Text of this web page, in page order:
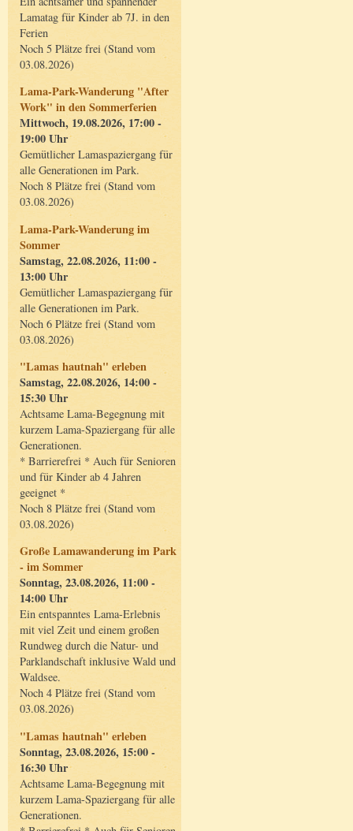
Lamatag für Kinder ab 7J. in den
Ferien
Noch 5 Plätze frei (Stand vom
03.08.2026)
Lama-Park-Wanderung "After
Work" in den Sommerferien
Mittwoch, 19.08.2026, 17:00 -
19:00 Uhr
Gemütlicher Lamaspaziergang für
alle Generationen im Park.
Noch 8 Plätze frei (Stand vom
03.08.2026)
Lama-Park-Wanderung im
Sommer
Samstag, 22.08.2026, 11:00 -
13:00 Uhr
Gemütlicher Lamaspaziergang für
alle Generationen im Park.
Noch 6 Plätze frei (Stand vom
03.08.2026)
"Lamas hautnah" erleben
Samstag, 22.08.2026, 14:00 -
15:30 Uhr
Achtsame Lama-Begegnung mit
kurzem Lama-Spaziergang für alle
Generationen.
* Barrierefrei * Auch für Senioren
und für Kinder ab 4 Jahren
geeignet *
Noch 8 Plätze frei (Stand vom
03.08.2026)
Große Lamawanderung im Park
- im Sommer
Sonntag, 23.08.2026, 11:00 -
14:00 Uhr
Ein entspanntes Lama-Erlebnis
mit viel Zeit und einem großen
Rundweg durch die Natur- und
Parklandschaft inklusive Wald und
Waldsee.
Noch 4 Plätze frei (Stand vom
03.08.2026)
"Lamas hautnah" erleben
Sonntag, 23.08.2026, 15:00 -
16:30 Uhr
Achtsame Lama-Begegnung mit
kurzem Lama-Spaziergang für alle
Generationen.